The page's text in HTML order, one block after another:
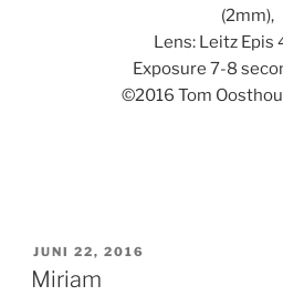
(2mm),
Lens: Leitz Epis
Exposure 7-8
©2016 Tom
GEPLAATST
OP
JUNI 22, 2016
Miriam